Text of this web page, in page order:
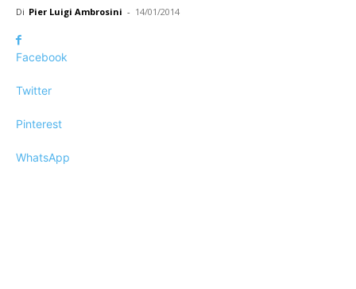
Di Pier Luigi Ambrosini - 14/01/2014
Facebook
Twitter
Pinterest
WhatsApp